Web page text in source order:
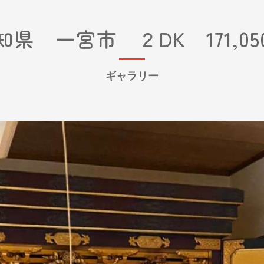
ギャラリー
県 一宮市 ２DK